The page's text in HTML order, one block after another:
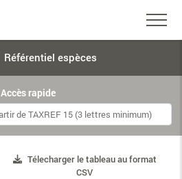
Référentiel espèces
Accès rapide
Télecharger le tableau au format
CSV